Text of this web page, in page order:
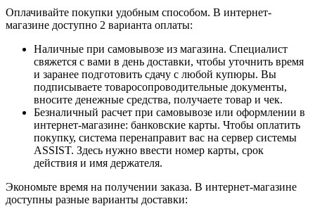
Оплачивайте покупки удобным способом. В интернет-
магазине доступно 2 варианта оплаты:
Наличные при самовывозе из магазина. Специалист
свяжется с вами в день доставки, чтобы уточнить время
и заранее подготовить сдачу с любой купюры. Вы
подписываете товаросопроводительные документы,
вносите денежные средства, получаете товар и чек.
Безналичный расчет при самовывозе или оформлении в
интернет-магазине: банковские карты. Чтобы оплатить
покупку, система перенаправит вас на сервер системы
ASSIST. Здесь нужно ввести номер карты, срок
действия и имя держателя.
Экономьте время на получении заказа. В интернет-магазине
доступны разные варианты доставки: